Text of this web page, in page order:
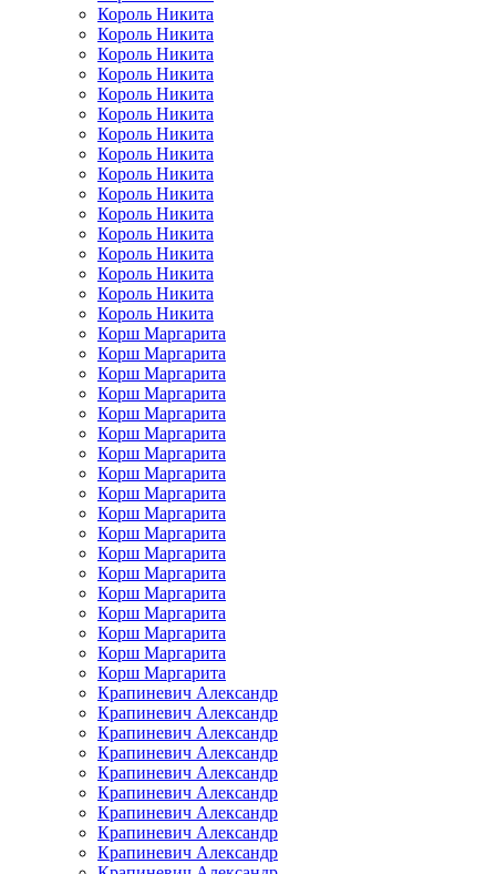
Король Никита
Король Никита
Король Никита
Король Никита
Король Никита
Король Никита
Король Никита
Король Никита
Король Никита
Король Никита
Король Никита
Король Никита
Король Никита
Король Никита
Король Никита
Король Никита
Корш Маргарита
Корш Маргарита
Корш Маргарита
Корш Маргарита
Корш Маргарита
Корш Маргарита
Корш Маргарита
Корш Маргарита
Корш Маргарита
Корш Маргарита
Корш Маргарита
Корш Маргарита
Корш Маргарита
Корш Маргарита
Корш Маргарита
Корш Маргарита
Корш Маргарита
Корш Маргарита
Крапиневич Александр
Крапиневич Александр
Крапиневич Александр
Крапиневич Александр
Крапиневич Александр
Крапиневич Александр
Крапиневич Александр
Крапиневич Александр
Крапиневич Александр